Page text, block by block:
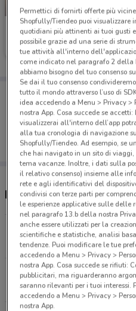
PENNY
Scade mercoledì 10.8 km
Porta DoveConviene
Puoi trovare le
salvarle e creare la
dal tuo cellulare.
Negozi PENNY a
Via San Apollaria, 3
10.8 km
CHIUSO
Via Latina, 2 Cisterna
23.2 km
CHIUSO
Permettici di fornirti offerte più
Shopfully/Tiendeo puoi visualizzare
quotidiani più attinenti ai tuoi gusti
possibile grazie ad una serie di
tue attività all'interno
come indicato nel paragrafo 2 della
abbiamo bisogno del tuo consenso
Se dai il tuo consenso
tutto il mondo attraverso l’uso di
idea accedendo a Menu > Privacy >
nostra App. Cosa succede se
visualizzerai all'interno dell’app
alla tua cronologia di navigazione
Shopfully/Tiendeo. Ad esempio, se
che hai navigato in un sito di
tema vacanze. Inoltre, i dati sulla
il relativo consenso) insieme alle
rete e agli identificativi del
condivisi con terze parti per
le esperienze applicative sulle delle
nel paragrafo 13.b della nostra
anche essere utilizzati per la
scientifiche e statistiche, analisi
tendenze. Puoi modificare le tue
accedendo a Menu > Privacy >
nostra App. Cosa succede se rifiuti:
pubblicitari, ma riguarderanno
saranno rilevanti per i tuoi interessi.
accedendo a Menu > Privacy >
nostra App.